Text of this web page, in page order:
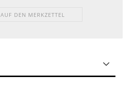
AUF DEN MERKZETTEL